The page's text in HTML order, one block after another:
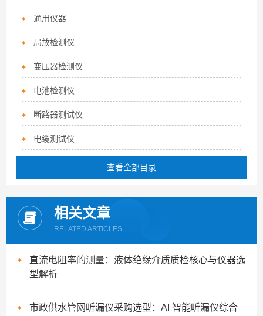
通用仪器
局放检测仪
变压器检测仪
电池检测仪
断路器测试仪
电缆测试仪
查看全部目录
相关文章
RELATED ARTICLES
直流电阻率的测量：液体绝缘介质质检核心与仪器选
型解析
市政供水管网听漏仪采购选型：AI 智能听漏仪综合